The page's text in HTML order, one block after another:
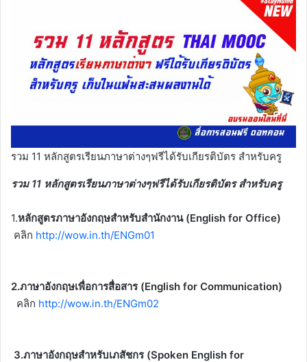
รวม 11 หลักสูตรเรียนภาษาต่างๆฟรีได้รับเกียรติบัตร สำหรับครู
รวม 11 หลักสูตรเรียนภาษาต่างๆฟรีได้รับเกียรติบัตร สำหรับครู
1.หลักสูตรภาษาอังกฤษสำหรับสำนักงาน (English for Office)
คลิก http://wow.in.th/ENGm01
2.ภาษาอังกฤษเพื่อการสื่อสาร (English for Communication)
คลิก http://wow.in.th/ENGm02
3.ภาษาอังกฤษสำหรับเภสัชกร (Spoken English for